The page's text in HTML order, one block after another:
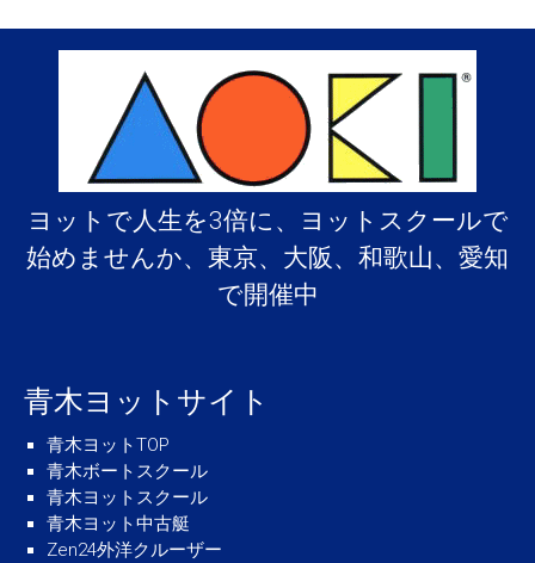
ﾃ
ｽ
横
ｺ
ヨットで人生を3倍に、ヨットスクールで
始めませんか、東京、大阪、和歌山、愛知
で開催中
青木ヨットサイト
青木ヨットTOP
青木ボートスクール
青木ヨットスクール
青木ヨット中古艇
Zen24外洋クルーザー